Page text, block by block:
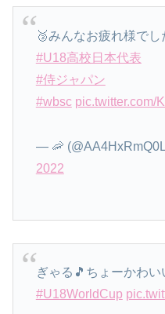
🥉みんなお疲れ様でし
#U18高校日本代表
#侍ジャパン
#wbsc pic.twitter.com/
— 🦐
2022
ぎゃる🎵ちょーかわい
#U18WorldCup